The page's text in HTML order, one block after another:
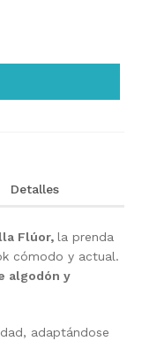
Detalles
Flúor, la prenda
cómodo y actual.
algodón y
adaptándose